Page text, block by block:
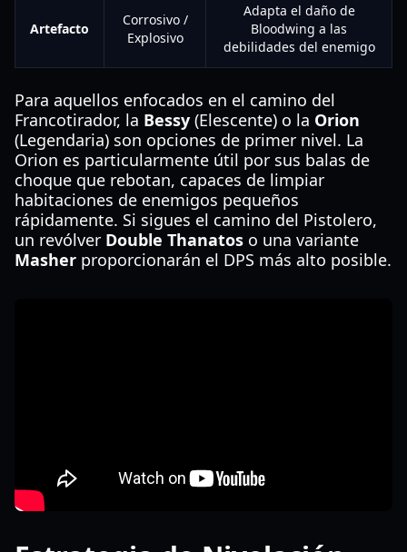
Artefacto
Corrosivo /
Explosivo
Adapta el daño de
Bloodwing a las
debilidades del enemigo
Para aquellos enfocados en el camino del
Francotirador, la Bessy (Elescente) o la Orion
(Legendaria) son opciones de primer nivel. La
Orion es particularmente útil por sus balas de
choque que rebotan, capaces de limpiar
habitaciones de enemigos pequeños
rápidamente. Si sigues el camino del Pistolero,
un revólver Double Thanatos o una variante
Masher proporcionarán el DPS más alto posible.